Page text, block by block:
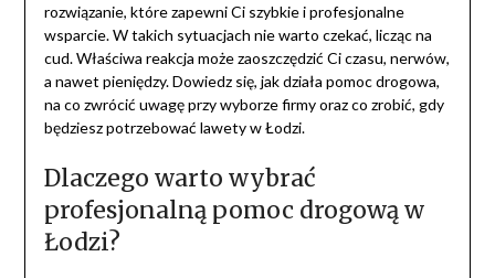
rozwiązanie, które zapewni Ci szybkie i profesjonalne
wsparcie. W takich sytuacjach nie warto czekać, licząc na
cud. Właściwa reakcja może zaoszczędzić Ci czasu, nerwów,
a nawet pieniędzy. Dowiedz się, jak działa pomoc drogowa,
na co zwrócić uwagę przy wyborze firmy oraz co zrobić, gdy
będziesz potrzebować lawety w Łodzi.
Dlaczego warto wybrać
profesjonalną pomoc drogową w
Łodzi?